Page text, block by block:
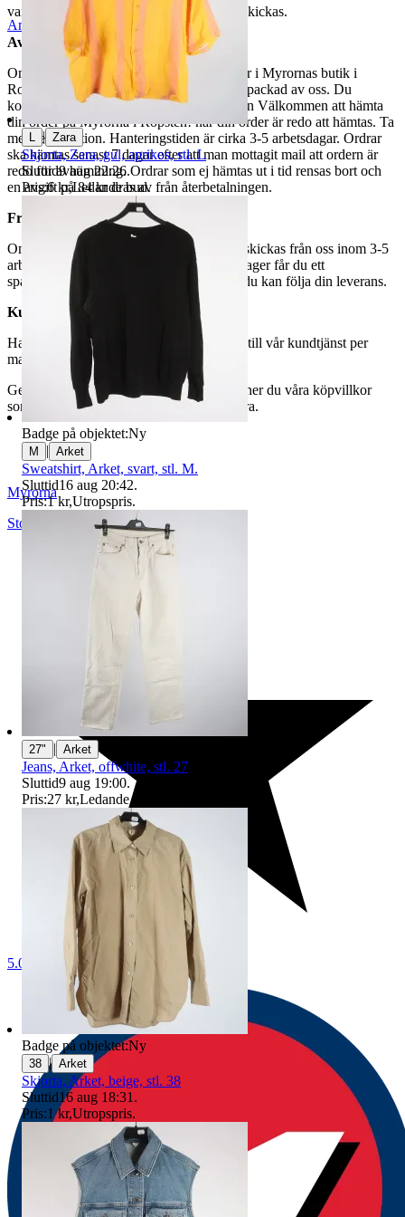
varor märkta endast avhämtning inte kan skickas.
Avhämtning
Om du väljer avhämtning hämtas din order i Myrornas butik i
Ropsten, Kolargatan 2 efter den har blivit packad av oss. Du
kommer att få ett separat mail med rubriken Välkommen att hämta
din order på Myrorna i Ropsten! när din order är redo att hämtas. Ta
med legitimation. Hanteringstiden är cirka 3-5 arbetsdagar. Ordrar
ska hämtas senast 7 dagar efter att man mottagit mail att ordern är
redo för avhämtning. Ordrar som ej hämtas ut i tid rensas bort och
en avgift på 84 kr dras av från återbetalningen.
Frakt
Om du har valt frakt kommer din vara att skickas från oss inom 3-5
arbetsdagar. När din vara har lämnat vårt lager får du ett
spårningsnummer av DSV inom kort där du kan följa din leverans.
Kundservice
Har du frågor eller funderingar hör av dig till vår kundtjänst per
mail:
webbshop@myrorna.se
Genom att buda på våra annonser godkänner du våra köpvillkor
som du hittar på vår infosida här på Tradera.
Anmäl Sälj liknande
Myrorna
Stockholm
Sverige
5.0
| Zara
Skjorta, Zara, gul, aprikos, stl. L
Sluttid9 aug 22:26.
Pris:6 kr,Ledande bud.
Badge på objektet:Ny
M | Arket
Sweatshirt, Arket, svart, stl. M.
Sluttid16 aug 20:42.
Pris:1 kr,Utropspris.
27" | Arket
Jeans, Arket, offwhite, stl. 27
Sluttid9 aug 19:00.
Pris:27 kr,Ledande bud
Badge på objektet:Ny
38 | Arket
Skjorta, Arket, beige, stl. 38
Sluttid16 aug 18:31 .
Pris:1 kr,Utropspris.